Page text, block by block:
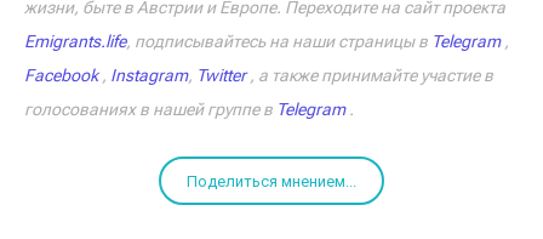
жизни, быте в Австрии и Европе. Переходите на сайт проекта
Emigrants.life, подписывайтесь на наши страницы в Telegram,
Facebook, Instagram, Twitter, а также принимайте участие в
голосованиях в нашей группе в Telegram.
Поделиться мнением...